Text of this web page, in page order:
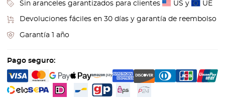
Sin aranceles garantizados para clientes US y UE
Devoluciones fáciles en 30 días y garantía de reembolso
Garantía 1 año
Pago seguro: